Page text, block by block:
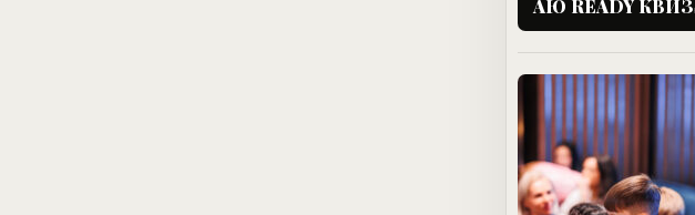
АЮ READY КВИЗ